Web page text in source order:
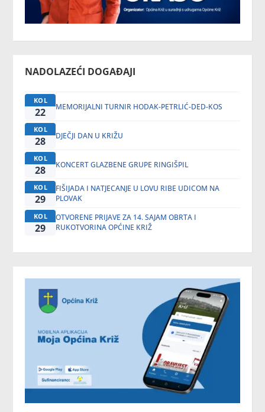
NADOLAZEĆI DOGAĐAJI
KOL
22 MEMORIJALNI TURNIR HODAK-PETRLIĆ-DED-KOS
KOL
28 DJEČJI DAN U KRIŽU
KOL
28 KONCERT GLAZBENE GRUPE RINGIŠPIL
KOL
29
FIŠIJADA I NATJECANJE U LOVU RIBE UDICOM NA
PLOVAK
KOL
29
OTVORENE PRIJAVE ZA 14. SAJAM OBRTA I
RUKOTVORINA OPĆINE KRIŽ